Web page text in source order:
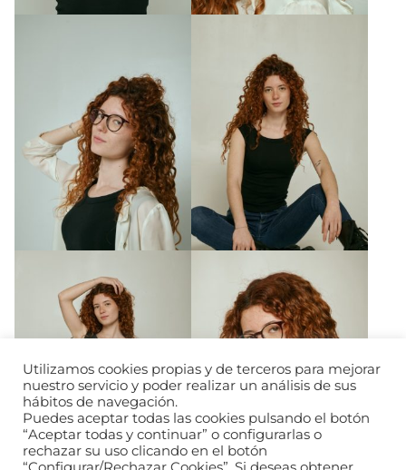
Utilizamos cookies propias y de terceros para mejorar
nuestro servicio y poder realizar un análisis de sus
hábitos de navegación.
Puedes aceptar todas las cookies pulsando el botón
“Aceptar todas y continuar” o configurarlas o
rechazar su uso clicando en el botón